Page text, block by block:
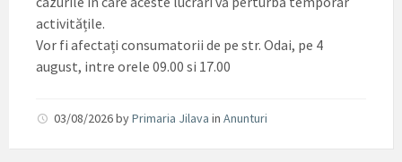
activitățile.
Vor fi afectați consumatorii de pe str. Odai, pe 4
august, intre orele 09.00 si 17.00
03/08/2026byPrimaria Jilava in Anunturi